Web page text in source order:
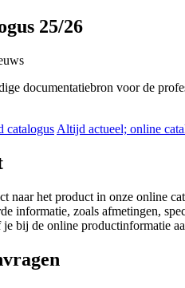
25/26
documentatiebron voor de
catalogus Altijd actueel; online
naar het product in onze online
informatie, zoals afmetingen,
bij de online productinformatie